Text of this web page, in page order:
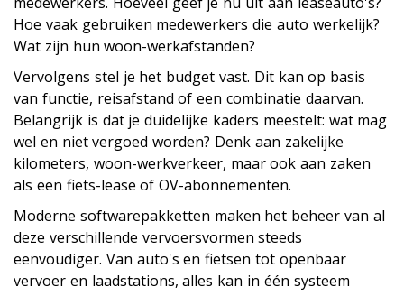
Hoe vaak gebruiken medewerkers die auto werkelijk?
Wat zijn hun woon-werkafstanden?
Vervolgens stel je het budget vast. Dit kan op basis
van functie, reisafstand of een combinatie daarvan.
Belangrijk is dat je duidelijke kaders meestelt: wat mag
wel en niet vergoed worden? Denk aan zakelijke
kilometers, woon-werkverkeer, maar ook aan zaken
als een fiets-lease of OV-abonnementen.
Moderne softwarepakketten maken het beheer van al
deze verschillende vervoersvormen steeds
eenvoudiger. Van auto's en fietsen tot openbaar
vervoer en laadstations, alles kan in één systeem